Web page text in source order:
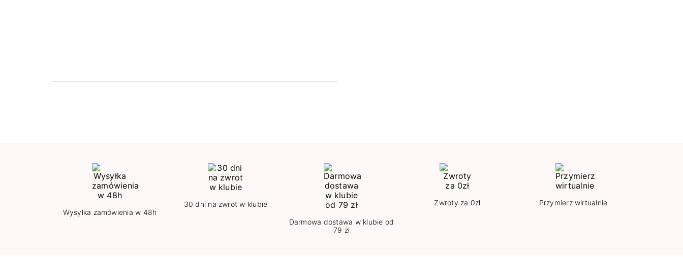
Wysyłka zamówienia w 48h
30 dni na zwrot w klubie
Darmowa dostawa w klubie od
79 zł
Zwroty za 0zł Przymierz wirtualnie